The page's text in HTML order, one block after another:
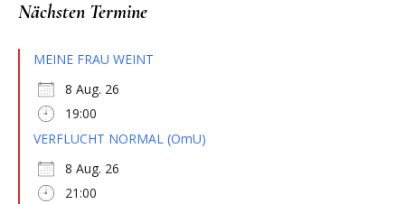
Nächsten Termine
MEINE FRAU WEINT
8 Aug. 26
19:00
VERFLUCHT NORMAL (OmU)
8 Aug. 26
21:00